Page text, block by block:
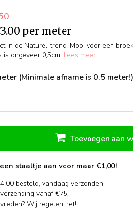
per meter
in de Naturel-trend! Mooi voor een
is ongeveer 0,5cm. Lees meer
(Minimale afname is 0.5 meter!)
Toevoegen aan
staaltje aan voor maar €1,00!
besteld, vandaag verzonden
vanaf €75,-
Wij regelen het!